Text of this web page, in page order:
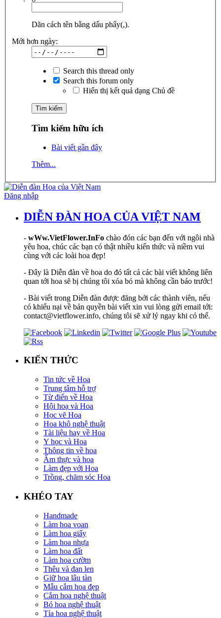
Dãn cách tên bằng dấu phẩy(,).
Mới hơn ngày:
Search this thread only
Search this forum only
Hiển thị kết quả dạng Chủ đề
Tìm kiếm hữu ích
Bài viết gần đây
Thêm...
Đăng nhập
DIỄN ĐÀN HOA CỦA VIỆT NAM
- wWw.VietFlower.InFo chào đón các bạn đến với ngôi nhà
yêu hoa, chúc các bạn có thật nhiều kiến thức và niềm vui
cùng với các loài hoa đẹp!
- Đây là Diễn đàn về hoa do đó tất cả các bài viết không liên
quan tới hoa sẽ bị chúng tôi xóa bỏ mà không cần báo trước!
- Bài viết trong Diễn đàn được đăng bởi các thành viên, nếu
có khiếu nại về bản quyền bài viết xin vui lòng gửi email tới:
contact@vietflower.info, chúng tôi sẽ xử lý ngay khi có thể.
KIẾN THỨC
Tin tức về Hoa
Trung tâm hỗ trợ
Từ điển về Hoa
Hội hoạ và Hoa
Học vẽ Hoa
Hoa khô nghệ thuật
Tài liệu hay về Hoa
Y học và Hoa
Thông tin về hoa
Ẩm thực và hoa
Làm đẹp với Hoa
Trồng, chăm sóc Hoa
KHÉO TAY
Handmade
Làm hoa voan
Làm hoa giấy
Làm hoa nhựa
Làm hoa đất
Làm hoa cườm
Thêu và đan len
Giữ hoa lâu tàn
Mẫu cắm hoa đẹp
Cắm hoa nghệ thuật
Bó hoa nghệ thuật
Tỉa hoa nghệ thuật